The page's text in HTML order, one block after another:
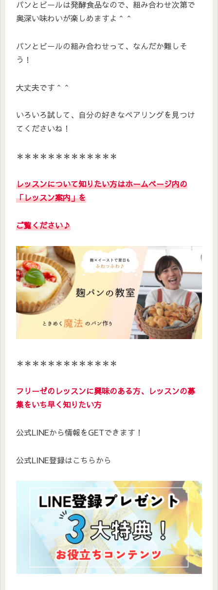
パンとビールは発酵食品なので、組み合わせ次第で
奥深い味わいが楽しめますよ＾＾
パンとビールの組み合わせって、なんだか難しそ
う！
大丈夫です＾＾
いろいろ試して、自分の好きなペアリングを見つけ
てくださいね！
＊＊＊＊＊＊＊＊＊＊＊＊＊
レッスンについて知りたい方はホームページ内の
「レッスン案内」を
ご覧ください♪
＊＊＊＊＊＊＊＊＊＊＊＊＊
フリーゼのレッスンに興味のある方、レッスンの募
集をいち早く知りたい方
公式LINEから情報をGETできます！
公式LINE登録はこちらから